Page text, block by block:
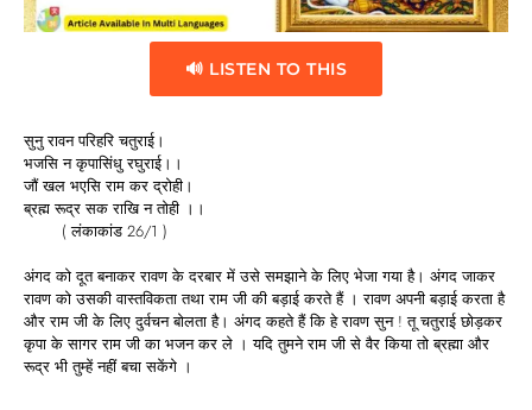
🔊 LISTEN TO THIS
सुनु रावन परिहरि चतुराई।
भजसि न कृपासिंधु रघुराई।।
जौं खल भएसि राम कर द्रोही।
ब्रह्म रूद्र सक राखि न तोही ।।
( लंकाकांड 26/1 )
अंगद को दूत बनाकर रावण के दरबार में उसे समझाने के लिए भेजा गया है। अंगद जाकर
रावण को उसकी वास्तविकता तथा राम जी की बड़ाई करते हैं । रावण अपनी बड़ाई करता है
और राम जी के लिए दुर्वचन बोलता है। अंगद कहते हैं कि हे रावण सुन ! तू चतुराई छोड़कर
कृपा के सागर राम जी का भजन कर ले । यदि तुमने राम जी से वैर किया तो ब्रह्मा और
रूद्र भी तुम्हें नहीं बचा सकेंगे ।